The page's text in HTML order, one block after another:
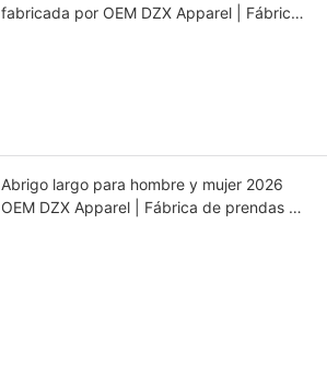
fabricada por OEM DZX Apparel | Fábrica
Abrigo largo para hombre y mujer 2026
OEM DZX Apparel | Fábrica de prendas de